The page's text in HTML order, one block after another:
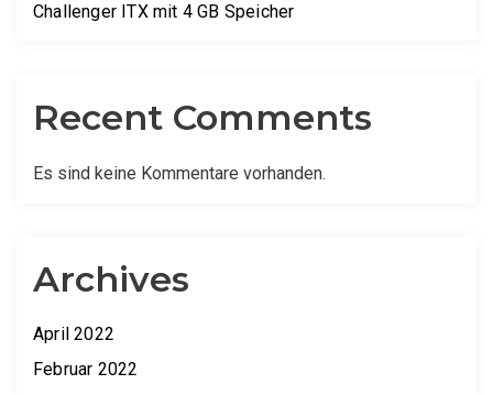
Challenger ITX mit 4 GB Speicher
Recent Comments
Es sind keine Kommentare vorhanden.
Archives
April 2022
Februar 2022